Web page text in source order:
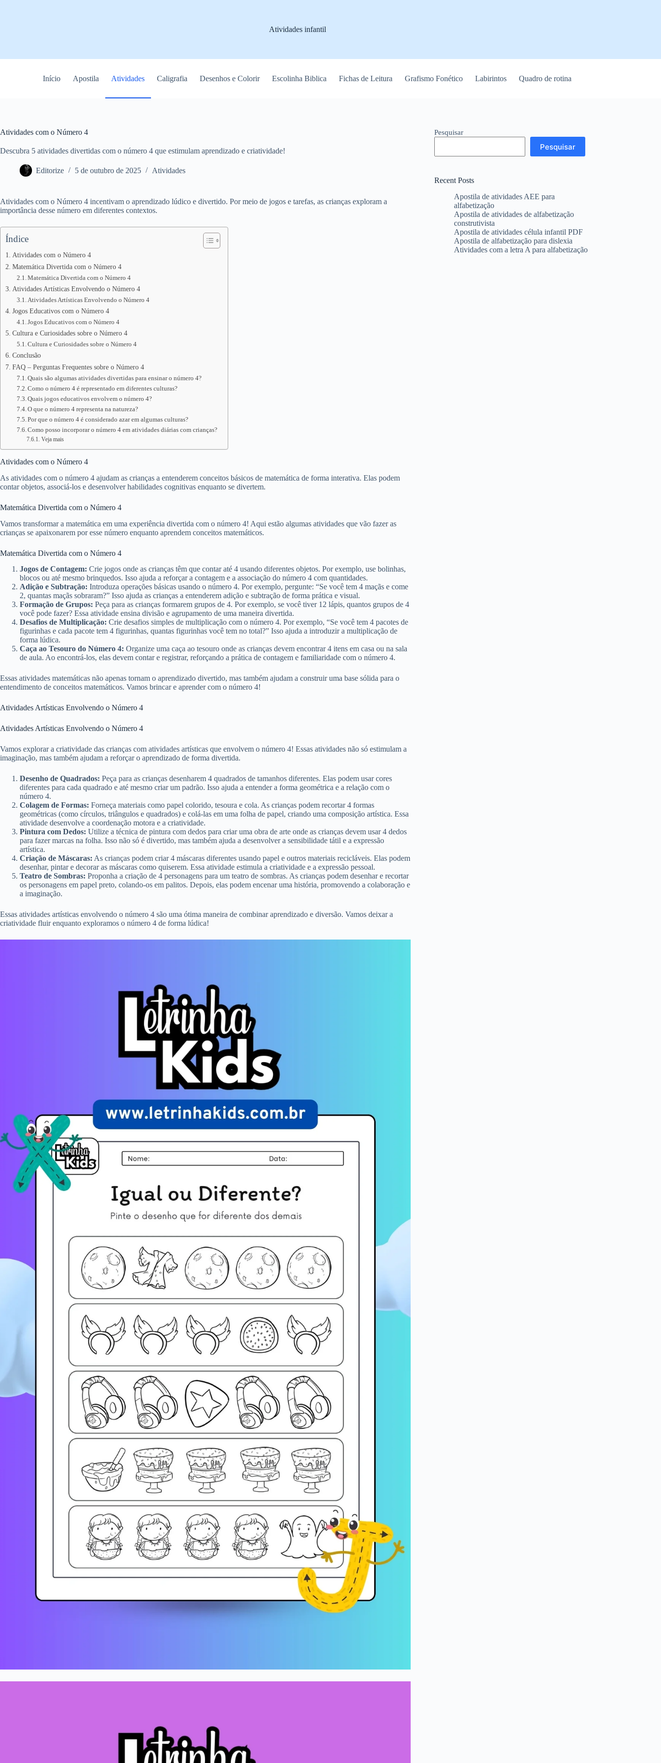
Atividades infantil
Início Apostila Atividades Caligrafia Desenhos e Colorir Escolinha Biblica Fichas de Leitura Grafismo Fonético Labirintos Quadro de rotina
Atividades com o Número 4
Descubra 5 atividades divertidas com o número 4 que estimulam aprendizado e criatividade!
Editorize 5 de outubro de 2025 Atividades
Atividades com o Número 4 incentivam o aprendizado lúdico e divertido. Por meio de jogos e tarefas, as crianças exploram a
importância desse número em diferentes contextos.
Índice
Atividades com o Número 4
Matemática Divertida com o Número 4
Matemática Divertida com o Número 4
Atividades Artísticas Envolvendo o Número 4
Atividades Artísticas Envolvendo o Número 4
Jogos Educativos com o Número 4
Jogos Educativos com o Número 4
Cultura e Curiosidades sobre o Número 4
Cultura e Curiosidades sobre o Número 4
Conclusão
FAQ – Perguntas Frequentes sobre o Número 4
Quais são algumas atividades divertidas para ensinar o número 4?
Como o número 4 é representado em diferentes culturas?
Quais jogos educativos envolvem o número 4?
O que o número 4 representa na natureza?
Por que o número 4 é considerado azar em algumas culturas?
Como posso incorporar o número 4 em atividades diárias com crianças?
Veja mais
Atividades com o Número 4
As atividades com o número 4 ajudam as crianças a entenderem conceitos básicos de matemática de forma interativa. Elas podem
contar objetos, associá-los e desenvolver habilidades cognitivas enquanto se divertem.
Matemática Divertida com o Número 4
Vamos transformar a matemática em uma experiência divertida com o número 4! Aqui estão algumas atividades que vão fazer as
crianças se apaixonarem por esse número enquanto aprendem conceitos matemáticos.
Matemática Divertida com o Número 4
Jogos de Contagem: Crie jogos onde as crianças têm que contar até 4 usando diferentes objetos. Por exemplo, use bolinhas,
blocos ou até mesmo brinquedos. Isso ajuda a reforçar a contagem e a associação do número 4 com quantidades.
Adição e Subtração: Introduza operações básicas usando o número 4. Por exemplo, pergunte: “Se você tem 4 maçãs e come
2, quantas maçãs sobraram?” Isso ajuda as crianças a entenderem adição e subtração de forma prática e visual.
Formação de Grupos: Peça para as crianças formarem grupos de 4. Por exemplo, se você tiver 12 lápis, quantos grupos de 4
você pode fazer? Essa atividade ensina divisão e agrupamento de uma maneira divertida.
Desafios de Multiplicação: Crie desafios simples de multiplicação com o número 4. Por exemplo, “Se você tem 4 pacotes de
figurinhas e cada pacote tem 4 figurinhas, quantas figurinhas você tem no total?” Isso ajuda a introduzir a multiplicação de
forma lúdica.
Caça ao Tesouro do Número 4: Organize uma caça ao tesouro onde as crianças devem encontrar 4 itens em casa ou na sala
de aula. Ao encontrá-los, elas devem contar e registrar, reforçando a prática de contagem e familiaridade com o número 4.
Essas atividades matemáticas não apenas tornam o aprendizado divertido, mas também ajudam a construir uma base sólida para o
entendimento de conceitos matemáticos. Vamos brincar e aprender com o número 4!
Atividades Artísticas Envolvendo o Número 4
Atividades Artísticas Envolvendo o Número 4
Vamos explorar a criatividade das crianças com atividades artísticas que envolvem o número 4! Essas atividades não só estimulam a
imaginação, mas também ajudam a reforçar o aprendizado de forma divertida.
Desenho de Quadrados: Peça para as crianças desenharem 4 quadrados de tamanhos diferentes. Elas podem usar cores
diferentes para cada quadrado e até mesmo criar um padrão. Isso ajuda a entender a forma geométrica e a relação com o
número 4.
Colagem de Formas: Forneça materiais como papel colorido, tesoura e cola. As crianças podem recortar 4 formas
geométricas (como círculos, triângulos e quadrados) e colá-las em uma folha de papel, criando uma composição artística. Essa
atividade desenvolve a coordenação motora e a criatividade.
Pintura com Dedos: Utilize a técnica de pintura com dedos para criar uma obra de arte onde as crianças devem usar 4 dedos
para fazer marcas na folha. Isso não só é divertido, mas também ajuda a desenvolver a sensibilidade tátil e a expressão
artística.
Criação de Máscaras: As crianças podem criar 4 máscaras diferentes usando papel e outros materiais recicláveis. Elas podem
desenhar, pintar e decorar as máscaras como quiserem. Essa atividade estimula a criatividade e a expressão pessoal.
Teatro de Sombras: Proponha a criação de 4 personagens para um teatro de sombras. As crianças podem desenhar e recortar
os personagens em papel preto, colando-os em palitos. Depois, elas podem encenar uma história, promovendo a colaboração e
a imaginação.
Essas atividades artísticas envolvendo o número 4 são uma ótima maneira de combinar aprendizado e diversão. Vamos deixar a
criatividade fluir enquanto exploramos o número 4 de forma lúdica!
Pesquisar
Pesquisar
Recent Posts
Apostila de atividades AEE para
alfabetização
Apostila de atividades de alfabetização
construtivista
Apostila de atividades célula infantil PDF
Apostila de alfabetização para dislexia
Atividades com a letra A para alfabetização